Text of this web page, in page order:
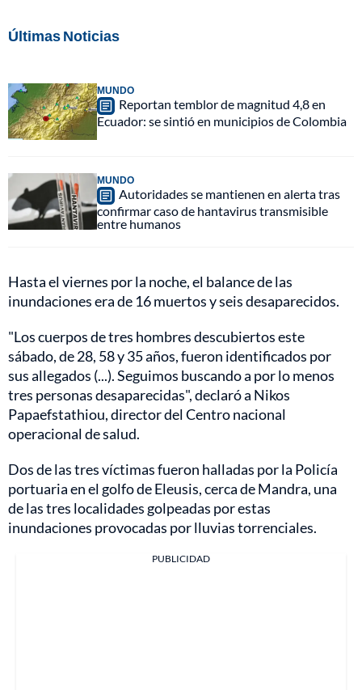
Últimas Noticias
MUNDO
Reportan temblor de magnitud 4,8 en
Ecuador: se sintió en municipios de Colombia
MUNDO
Autoridades se mantienen en alerta tras
confirmar caso de hantavirus transmisible
entre humanos
Hasta el viernes por la noche, el balance de las
inundaciones era de 16 muertos y seis desaparecidos.
"Los cuerpos de tres hombres descubiertos este
sábado, de 28, 58 y 35 años, fueron identificados por
sus allegados (...). Seguimos buscando a por lo menos
tres personas desaparecidas", declaró a Nikos
Papaefstathiou, director del Centro nacional
operacional de salud.
Dos de las tres víctimas fueron halladas por la Policía
portuaria en el golfo de Eleusis, cerca de Mandra, una
de las tres localidades golpeadas por estas
inundaciones provocadas por lluvias torrenciales.
PUBLICIDAD